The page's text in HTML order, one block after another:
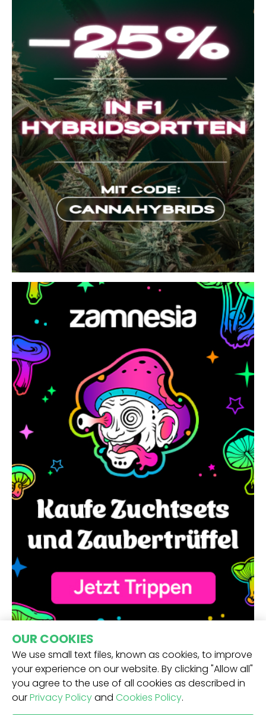
OUR COOKIES
We use small text files, known as cookies, to improve
your experience on our website. By clicking "Allow all"
you agree to the use of all cookies as described in
ourPrivacy Policyand Cookies Policy.